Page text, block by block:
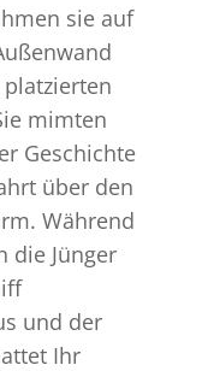
sie auf
mimten
Geschichte
über den
Während
die Jünger
und der
Ihr